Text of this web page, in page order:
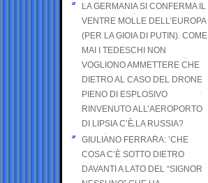
LA GERMANIA SI CONFERMA IL
VENTRE MOLLE DELL’EUROPA
(PER LA GIOIA DI PUTIN). COME
MAI I TEDESCHI NON
VOGLIONO AMMETTERE CHE
DIETRO AL CASO DEL DRONE
PIENO DI ESPLOSIVO
RINVENUTO ALL’AEROPORTO
DI LIPSIA C’È LA RUSSIA?
GIULIANO FERRARA: ’CHE
COSA C’È SOTTO DIETRO
DAVANTI A LATO DEL “SIGNOR